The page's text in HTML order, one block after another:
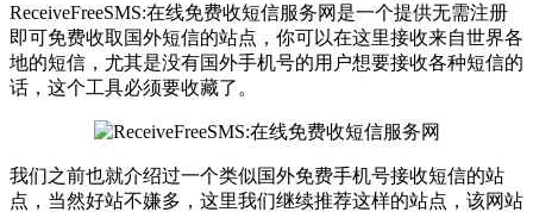
ReceiveFreeSMS:在线免费收短信服务网是一个提供无需注册
即可免费收取国外短信的站点，你可以在这里接收来自世界各
地的短信，尤其是没有国外手机号的用户想要接收各种短信的
话，这个工具必须要收藏了。
我们之前也就介绍过一个类似国外免费手机号接收短信的站
点，当然好站不嫌多，这里我们继续推荐这样的站点，该网站